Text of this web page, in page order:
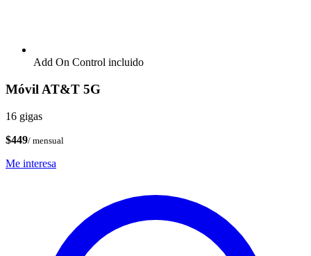
Add On Control incluido
Móvil AT&T 5G
16 gigas
$449/ mensual
Me interesa